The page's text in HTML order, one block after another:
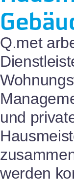
Q.met
und
werden